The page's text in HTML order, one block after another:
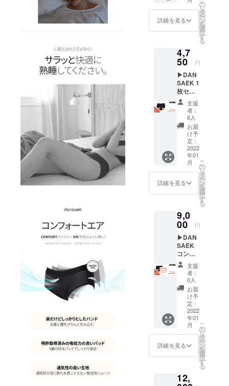
チャーを、
日本の皆様
にお届けし
ご支援いた
だく大事な
サポーター
の皆様にス
ムーズな応
対と配送を
心かけてい
ご質問やご
意見などご
ざいました
ら、下にあ
質問を送
問い合わせ
ください！
よろしくお
願いいたし
100個限
定 内
容：
ベー
シック/
エスト/
ライト1
枚ずつ
＆使用
説明書
販売価
格
14,800
円 割引
価格
7,400円
送料、
税込
▷オプ
ション
サイ
ズ：5種
類(XS、
※ジャス
トサイ
ズがお
すすめ
です。
カ
ラー：2
色(ブ
ラッ
ク、
ベー
ジュ)
詳細を見る
の
リ
タ
ー
ン
を
選
択
す
る
4,7
50 円
▶︎DAN
SAEK 1
枚セッ
ト 内
容：お
好きな
ライン
のパン
ツ1枚＆
使用説
明書 販
売価格
5,000円
割引価
格4,750
円 送
込 ▷オ
プショ
ン ライ
ン：4種
類(ライ
ト、
ベー
シッ
ク、ハ
イウェ
スト、
ドロー
ズ) サイ
ズ：5種
類(XS、
S、M、
L、XL)
すすめ
支援
者：
6人
お届
け予
定：
2022
年01
月
詳細を見る
こ
の
リ
タ
ー
ン
を
選
択
す
る
9,0
00 円
▶︎DAN
SAEK
コン
フォー
トエア
2枚セッ
ト 内
容：お
好きな
ライン
のパン
ツ2枚＆
使用説
明書 販
売価格
10,000
価格
支援
者：
0人
お届
け予
定：
2022
年01
月
詳細を見る
こ
の
リ
タ
ー
ン
を
選
択
す
る
12,